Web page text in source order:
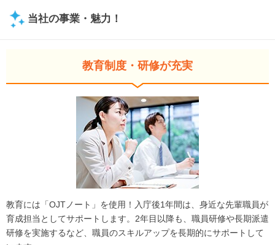
当社の事業・魅力！
教育制度・研修が充実
教育には「OJTノート」を使用！入庁後1年間は、身近な先輩職員が
育成担当としてサポートします。2年目以降も、職員研修や長期派遣
研修を実施するなど、職員のスキルアップを長期的にサポートして